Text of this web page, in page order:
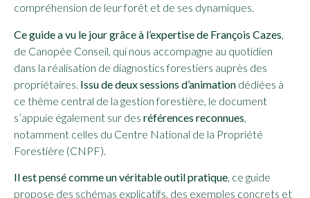
compréhension de leur forêt et de ses dynamiques.
Ce guide a vu le jour grâce à l’expertise de François Cazes
de Canopée Conseil, qui nous accompagne au quotidien
dans la réalisation de diagnostics forestiers auprès des
propriétaires. Issu de deux sessions d’animation dédiées à
ce thème central de la gestion forestière, le document
s’appuie également sur des références reconnues
notamment celles du Centre National de la Propriété
Forestière (CNPF).
Il est pensé comme un véritable outil pratique, ce guide
propose des schémas explicatifs, des exemples concrets et